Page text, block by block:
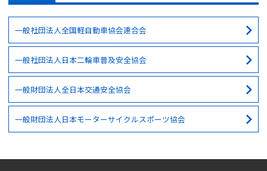
一般社団法人全国軽自動車協会連合会
一般社団法人日本二輪車普及安全協会
一般財団法人全日本交通安全協会
一般財団法人日本モーターサイクルスポーツ協会